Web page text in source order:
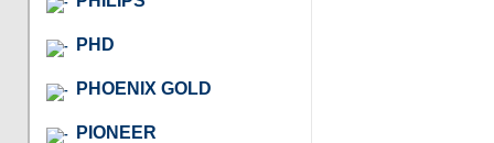
PHD
PHOENIX GOLD
PIONEER